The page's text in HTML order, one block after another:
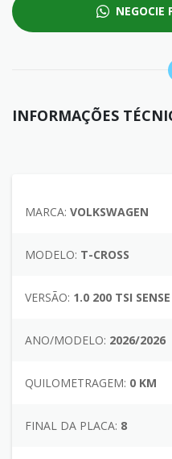
NEGOCIE
INFORMAÇÕES
MARCA: VOLKSWAGEN
MODELO: T-CROSS
VERSÃO: 1.0 200 TSI SENSE
ANO/MODELO: 2026/2026
QUILOMETRAGEM: 0 KM
FINAL DA PLACA: 8